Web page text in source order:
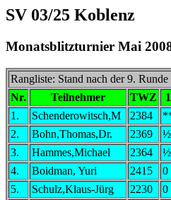
SV 03/25 Koblenz
Monatsblitzturnier Mai
Rangliste: Stand nach der 9. Runde
Nr.
Teilnehmer TWZ 1
1.
Schenderowitsch,M 2384
2.
Bohn,Thomas,Dr. 2369 ½
3.
Hammes,Michael 2364 ½
4.
Boidman, Yuri 2415 0
5.
Schulz,Klaus-Jürg 2230 0